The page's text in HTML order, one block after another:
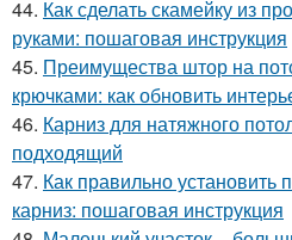
44. Как сделать скамейку из
руками: пошаговая инструкция
45. Преимущества штор на
крючками: как обновить
46. Карниз для натяжного
подходящий
47. Как правильно
карниз: пошаговая инструкция